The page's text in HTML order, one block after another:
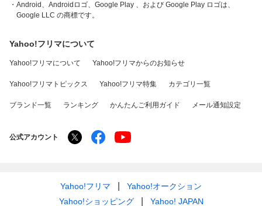
・Android、Androidロゴ、Google Play 、および Google Play ロゴは、
Google LLC の商標です。
Yahoo!フリマについて
Yahoo!フリマについて Yahoo!フリマからのお知らせ
Yahoo!フリマトピックス Yahoo!フリマ特集 カテゴリ一覧
ブランド一覧 ランキング かんたんご利用ガイド メール通知設定
公式アカウント
Yahoo!フリマ
Yahoo!オークション
Yahoo!ショッピング
Yahoo! JAPAN